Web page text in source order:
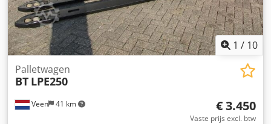
1 / 10
Veen 41 km
Palletwagen
BT LPE250
€ 3.450
Vaste prijs excl. btw